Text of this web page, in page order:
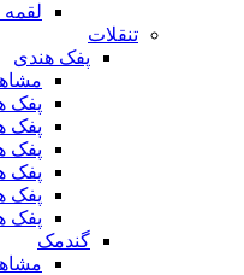
لقمه ای ۴۰
تنقلات
پفک هندی
پفک
پفک
پفک
پفک
پفک
پفک
گندمک